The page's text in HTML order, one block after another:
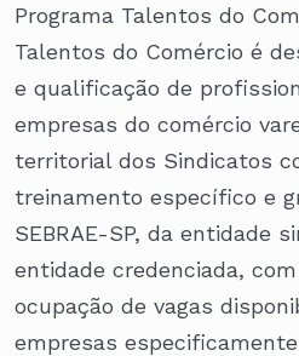
Programa Talentos do
Talentos do Comércio é
e qualificação de
empresas do comércio
territorial dos Sindicatos
treinamento específico e
SEBRAE-SP, da entidade
entidade credenciada,
ocupação de vagas
empresas